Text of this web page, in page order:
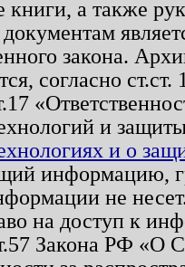
а также
закона.
согласно
и
и о
информацию,
не
на доступ к
Закона РФ «О